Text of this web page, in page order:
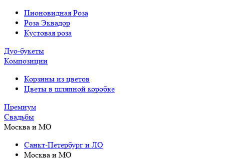
Пионовидная Роза
Роза Эквадор
Кустовая роза
Дуо-букеты
Композиции
Корзины из цветов
Цветы в шляпной коробке
Премиум
Свадьбы
Москва и МО
Санкт-Петербург и ЛО
Москва и МО